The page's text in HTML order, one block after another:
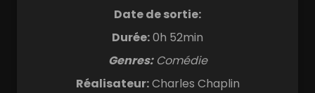
Date de sortie:
Durée:0h 52min
Genres:Comédie
Réalisateur:Charles Chaplin